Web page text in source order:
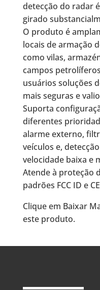
detecção do radar
girado
O produto é
locais de armação
como vilas,
campos
usuários soluções
mais seguras e
Suporta
diferentes
alarme externo,
veículos e,
velocidade baixa e
Atende à proteção
padrões FCC ID e
Clique em Baixar
este produto.